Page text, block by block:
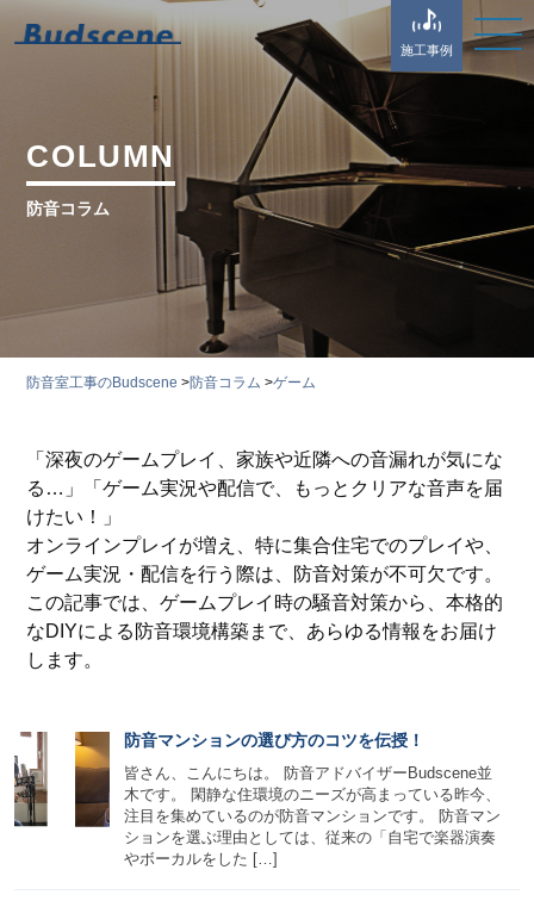
施工事例
COLUMN
防音コラム
防音室工事のBudscene >防音コラム >ゲーム
「深夜のゲームプレイ、家族や近隣への音漏れが気にな
る…」「ゲーム実況や配信で、もっとクリアな音声を届
けたい！」
オンラインプレイが増え、特に集合住宅でのプレイや、
ゲーム実況・配信を行う際は、防音対策が不可欠です。
この記事では、ゲームプレイ時の騒音対策から、本格的
なDIYによる防音環境構築まで、あらゆる情報をお届け
します。
防音マンションの選び方のコツを伝授！
皆さん、こんにちは。 防音アドバイザーBudscene並
木です。 閑静な住環境のニーズが高まっている昨今、
注目を集めているのが防音マンションです。 防音マン
ションを選ぶ理由としては、従来の「自宅で楽器演奏
やボーカルをした […]